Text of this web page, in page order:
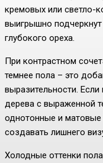
кремовых или светло-
выигрышно
глубокого ореха.
При контрастном
темнее пола – это
выразительности.
дерева с выраженной
однотонные и матовые
создавать лишнего
Холодные оттенки